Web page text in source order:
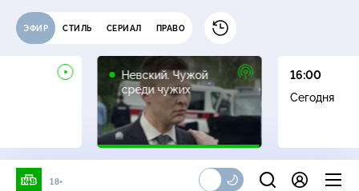
ЭФИР СТИЛЬ СЕРИАЛ ПРАВО
Невский. Чужой
среди чужих
16+
16:00
Сегодня
18+